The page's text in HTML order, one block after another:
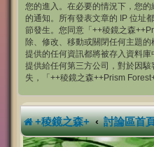
您的進入。在必要的情況下，您
的通知。所有發表文章的 IP 位址
節發生。您同意「++稜鏡之森
除、修改、移動或關閉任何主題
提供的任何資訊都將被存入資料
提供給任何第三方公司，對於因
失，「++稜鏡之森++Prism
+稜鏡之森+ 討論區首